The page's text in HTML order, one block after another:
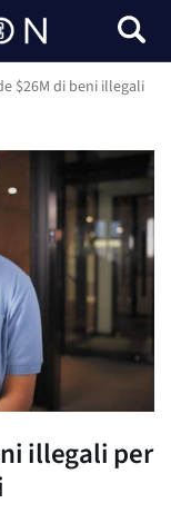
$26M di beni illegali
illegali per